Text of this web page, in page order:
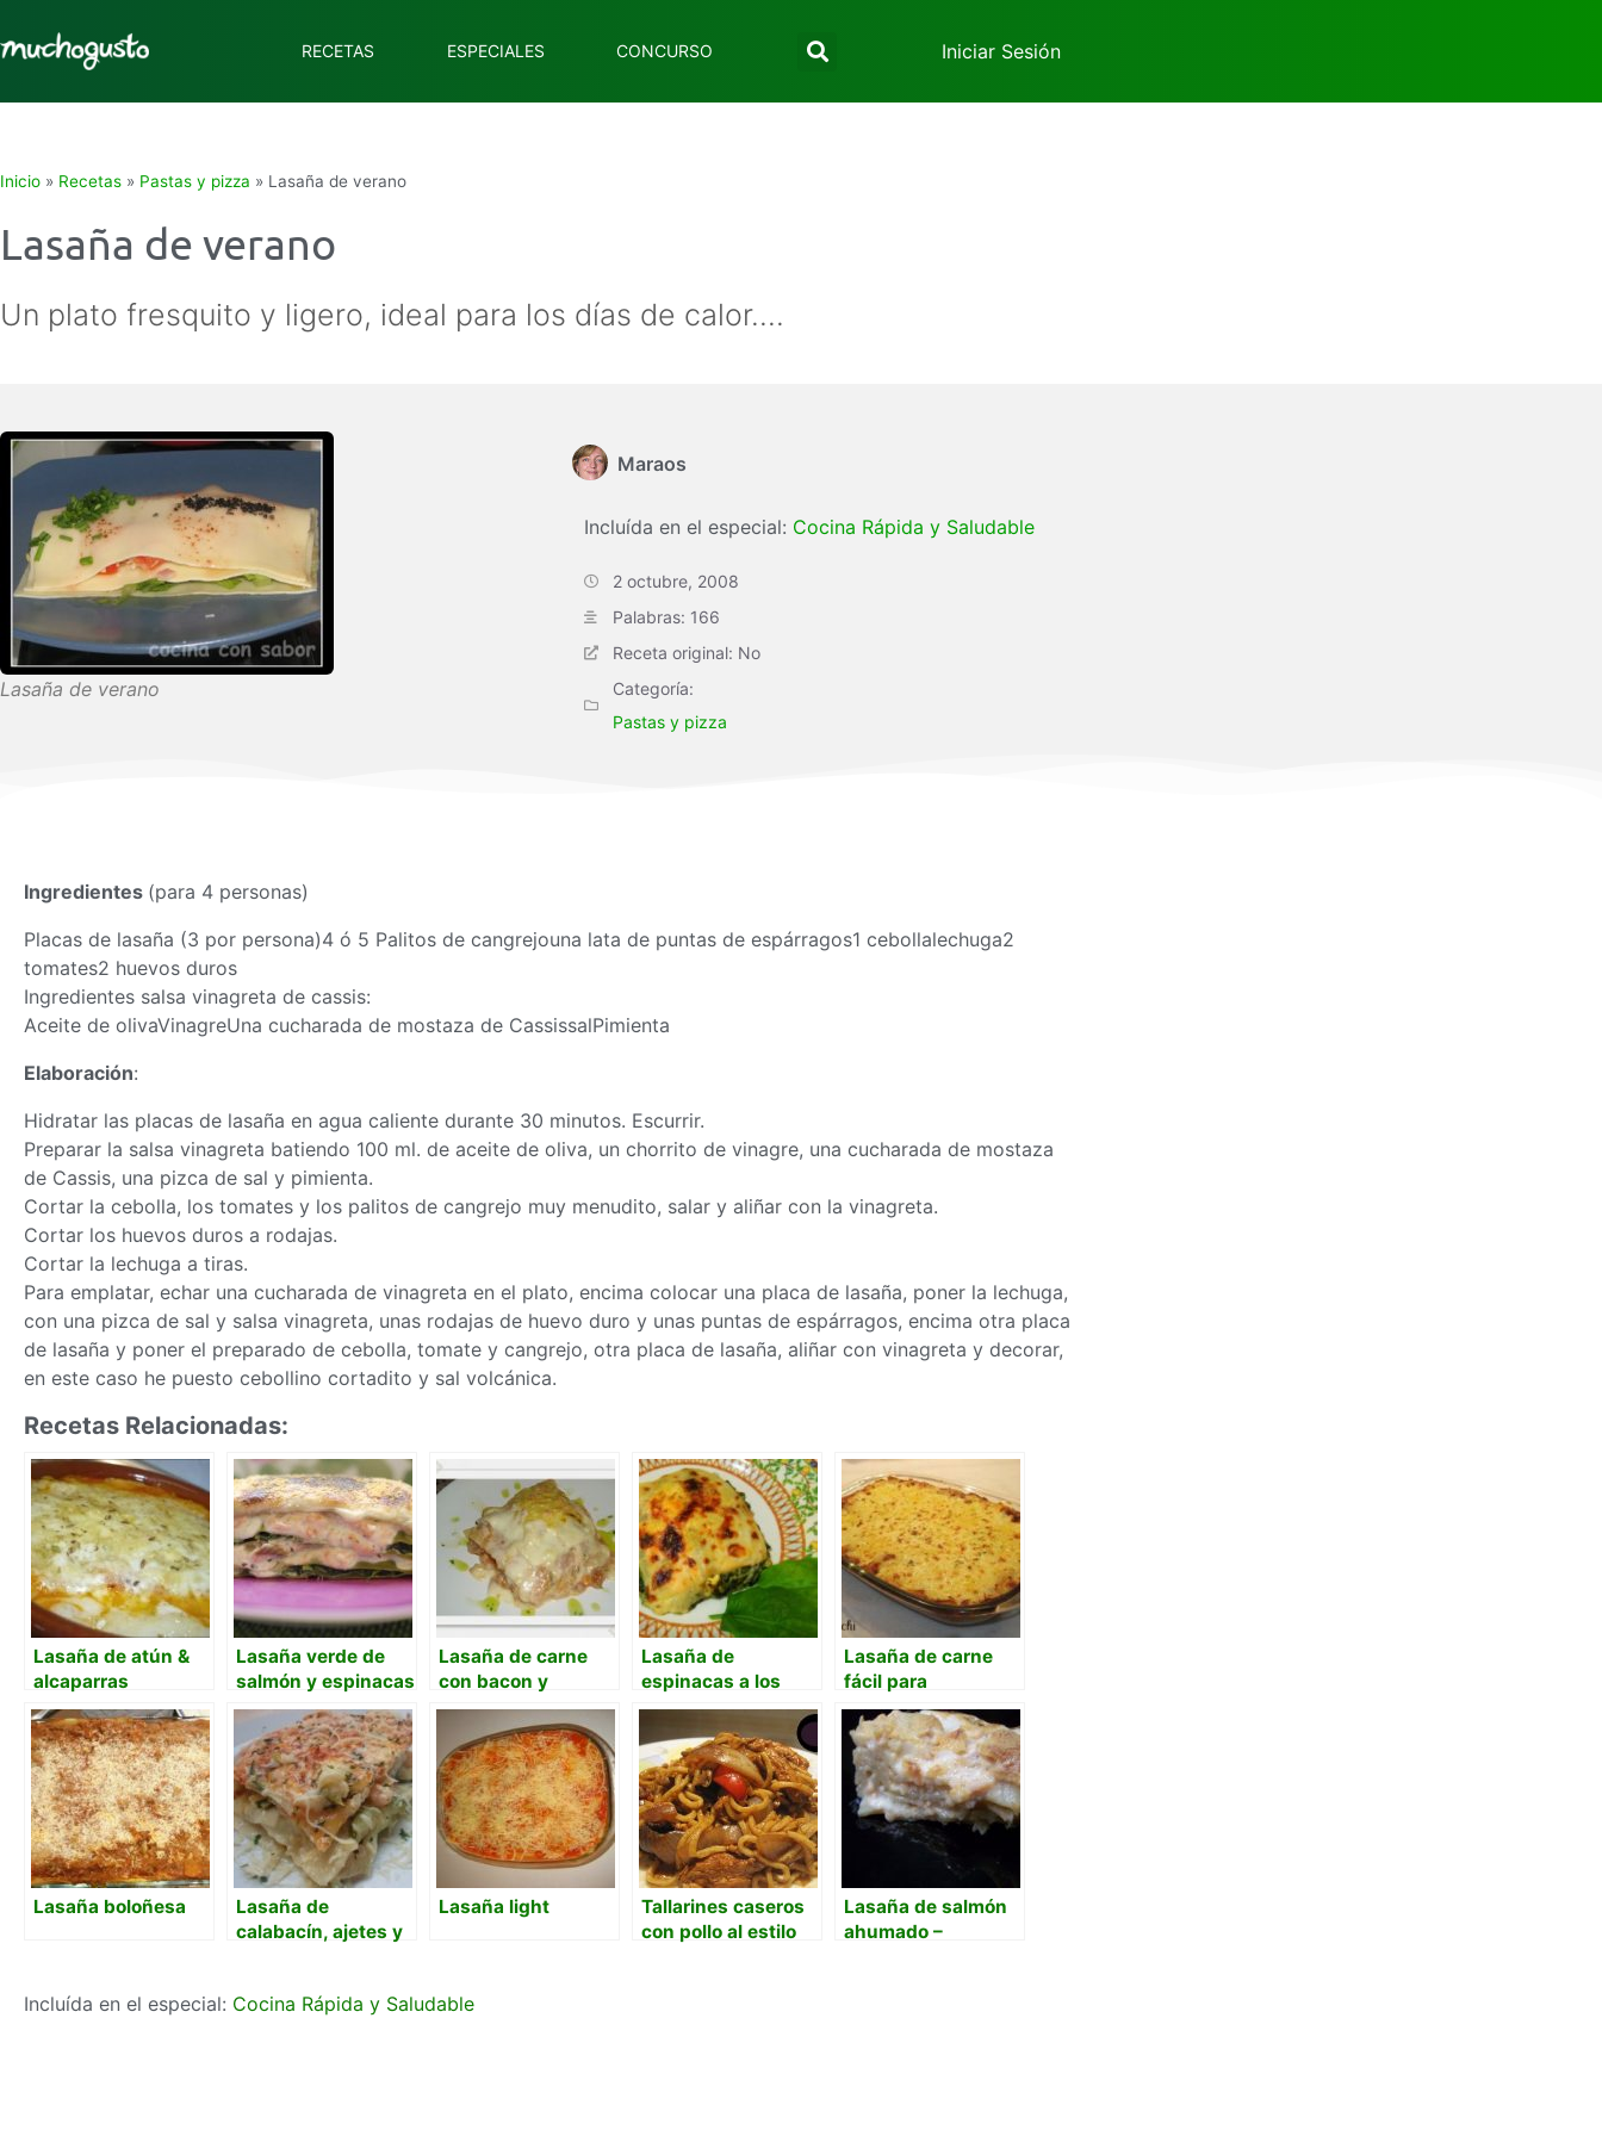
RECETAS ESPECIALES CONCURSO Iniciar Sesión
Inicio » Recetas » Pastas y pizza » Lasaña de verano
Lasaña de verano
Un plato fresquito y ligero, ideal para los días de calor....
Lasaña de verano
Maraos
Incluída en el especial: Cocina Rápida y Saludable
2 octubre, 2008
Palabras: 166
Receta original: No
Categoría:
Pastas y pizza
Ingredientes (para 4 personas)
Placas de lasaña (3 por persona)4 ó 5 Palitos de cangrejouna lata de puntas de espárragos1 cebollalechuga2
tomates2 huevos duros
Ingredientes salsa vinagreta de cassis:
Aceite de olivaVinagreUna cucharada de mostaza de CassissalPimienta
Elaboración:
Hidratar las placas de lasaña en agua caliente durante 30 minutos. Escurrir.
Preparar la salsa vinagreta batiendo 100 ml. de aceite de oliva, un chorrito de vinagre, una cucharada de mostaza
de Cassis, una pizca de sal y pimienta.
Cortar la cebolla, los tomates y los palitos de cangrejo muy menudito, salar y aliñar con la vinagreta.
Cortar los huevos duros a rodajas.
Cortar la lechuga a tiras.
Para emplatar, echar una cucharada de vinagreta en el plato, encima colocar una placa de lasaña, poner la lechuga,
con una pizca de sal y salsa vinagreta, unas rodajas de huevo duro y unas puntas de espárragos, encima otra placa
de lasaña y poner el preparado de cebolla, tomate y cangrejo, otra placa de lasaña, aliñar con vinagreta y decorar,
en este caso he puesto cebollino cortadito y sal volcánica.
Recetas Relacionadas:
Lasaña de atún &
alcaparras
Lasaña verde de
salmón y espinacas
Lasaña de carne
con bacon y
bechamel de queso
Lasaña de
espinacas a los
tres quesos
Lasaña de carne
fácil para
principiantes con
marcas
comerciales
Lasaña boloñesa
Lasaña de
calabacín, ajetes y
Lasaña light
Tallarines caseros
con pollo al estilo
Lasaña de salmón
ahumado –
Incluída en el especial: Cocina Rápida y Saludable